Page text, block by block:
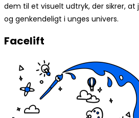
dem til et visuelt udtryk, der sikrer,
og genkendeligt i unges univers.
Facelift